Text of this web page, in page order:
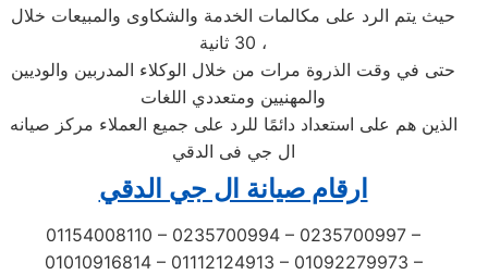
حيث يتم الرد على مكالمات الخدمة والشكاوى والمبيعات خلال
30 ثانية ،
حتى في وقت الذروة مرات من خلال الوكلاء المدربين والوديين
والمهنيين ومتعددي اللغات
الذين هم على استعداد دائمًا للرد على جميع العملاء مركز صيانه
ال جي فى الدقي
ارقام صيانة ال جي الدقي
01154008110 – 0235700994 – 0235700997 –
01010916814 – 01112124913 – 01092279973 –